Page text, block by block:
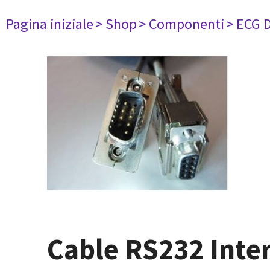
Pagina iniziale> Shop> Componenti> ECG
Cable RS232